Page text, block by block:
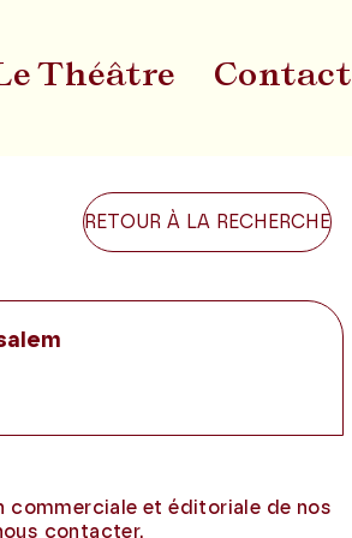
Théâtre Contact
Au
RETOUR À LA RECHERCHE
commerciale et éditoriale de nos
contacter.